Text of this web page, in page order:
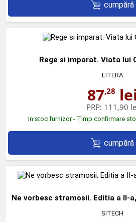
cumpără
Rege si imparat. Viata lui
LITERA
87,28 lei
PRP: 111,90
In stoc furnizor - Timp confirmare
cumpără
Ne vorbesc stramosii. Editia a II-
SITECH